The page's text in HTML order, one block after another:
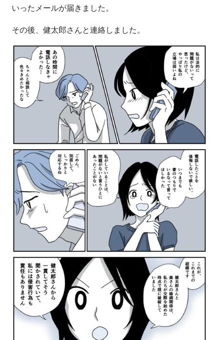
いったメールが届きました。
その後、健太郎さんと連絡しました。